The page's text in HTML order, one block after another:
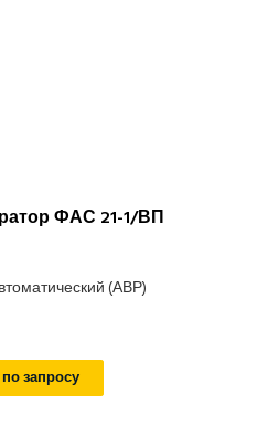
ФАС 21-1/ВП
(АВР)
запросу